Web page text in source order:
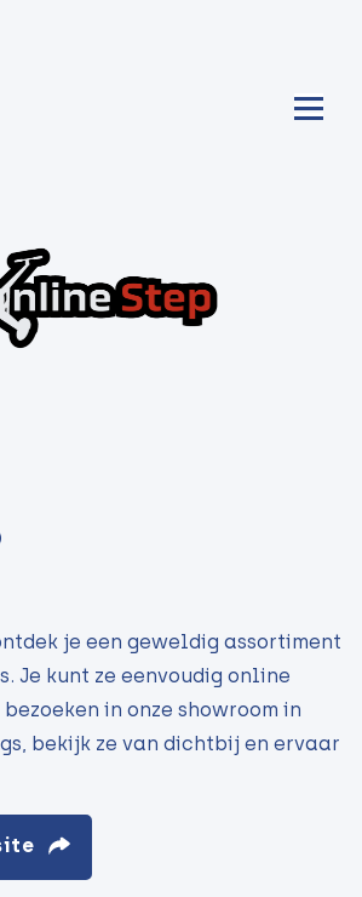
je een geweldig assortiment
Je kunt ze eenvoudig online
in onze showroom in
bekijk ze van dichtbij en ervaar